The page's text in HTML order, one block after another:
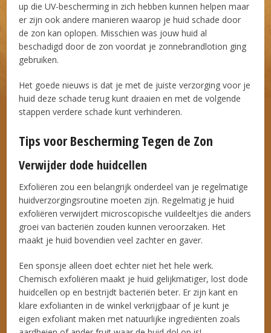
up die UV-bescherming in zich hebben kunnen helpen maar
er zijn ook andere manieren waarop je huid schade door
de zon kan oplopen. Misschien was jouw huid al
beschadigd door de zon voordat je zonnebrandlotion ging
gebruiken.
Het goede nieuws is dat je met de juiste verzorging voor je
huid deze schade terug kunt draaien en met de volgende
stappen verdere schade kunt verhinderen.
Tips voor Bescherming Tegen de Zon
Verwijder dode huidcellen
Exfoliëren zou een belangrijk onderdeel van je regelmatige
huidverzorgingsroutine moeten zijn. Regelmatig je huid
exfoliëren verwijdert microscopische vuildeeltjes die anders
groei van bacteriën zouden kunnen veroorzaken. Het
maakt je huid bovendien veel zachter en gaver.
Een sponsje alleen doet echter niet het hele werk.
Chemisch exfoliëren maakt je huid gelijkmatiger, lost dode
huidcellen op en bestrijdt bacteriën beter. Er zijn kant en
klare exfolianten in de winkel verkrijgbaar of je kunt je
eigen exfoliant maken met natuurlijke ingrediënten zoals